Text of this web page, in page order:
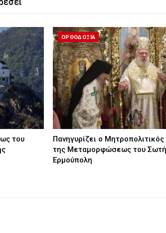
του
ΟΡΘΟΔΟΞΙΑ
Πανηγυρίζει ο
της Μεταμορφώσεως του
Ερμούπολη